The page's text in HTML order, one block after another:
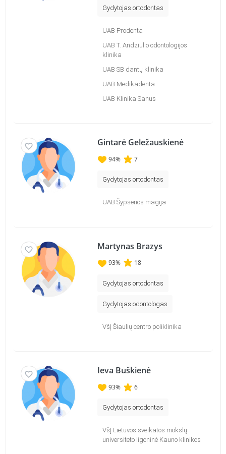
Gydytojas ortodontas
UAB Prodenta
UAB T. Andziulio odontologijos
klinika
UAB SB dantų klinika
UAB Medikadenta
UAB Klinika Sanus
Gintarė Geležauskienė
94% 7
Gydytojas ortodontas
UAB Šypsenos magija
Martynas Brazys
93% 18
Gydytojas ortodontas
Gydytojas odontologas
VšĮ Šiaulių centro poliklinika
Ieva Buškienė
93% 6
Gydytojas ortodontas
VšĮ Lietuvos sveikatos mokslų
universiteto ligoninė Kauno klinikos